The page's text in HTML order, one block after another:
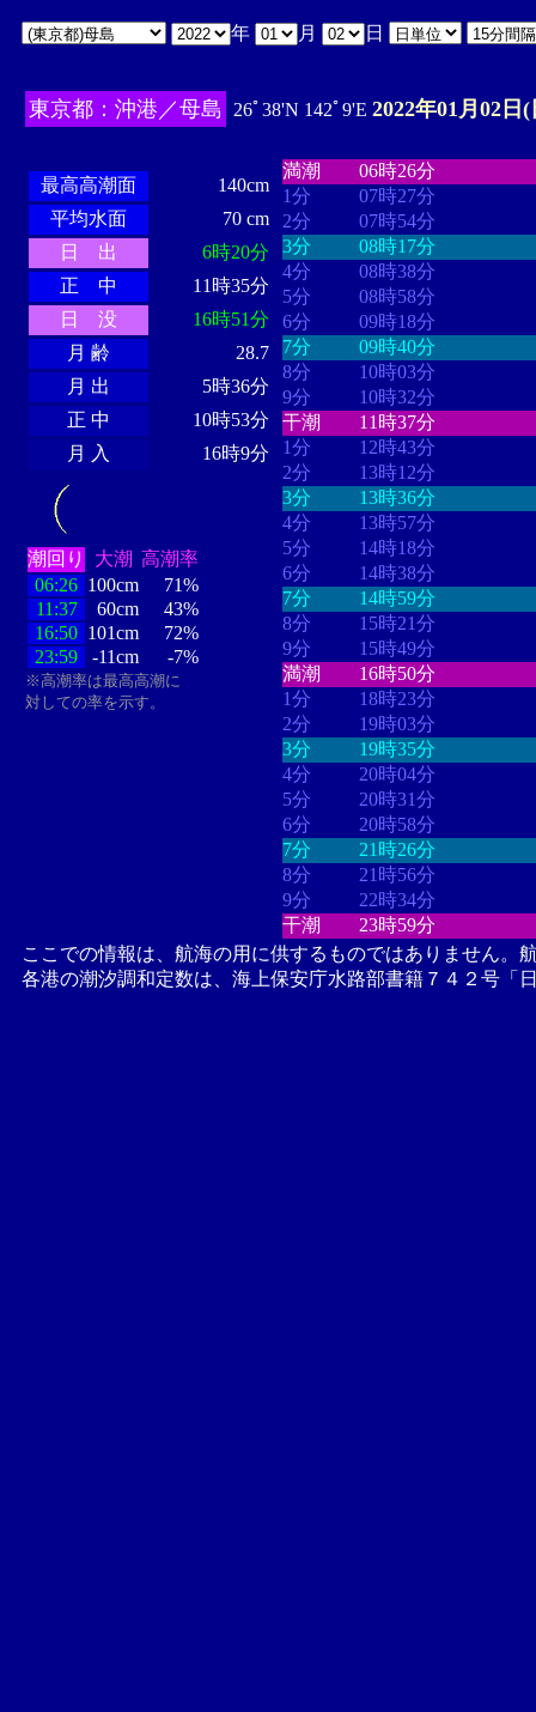
年 月 日
東京都：沖港／母島 26ﾟ38'N 142ﾟ9'E 2022年01月02日(
最高高潮面
140cm
平均水面
70 cm
日 出
6時20分
正 中
11時35分
日 没
16時51分
月 齢
28.7
月 出
5時36分
正 中
10時53分
月 入
16時9分
潮回り 大潮 高潮率
06:26 100cm
71%
11:37
60cm
43%
16:50 101cm
72%
23:59
-11cm -7%
※高潮率は最高高潮に
対しての率を示す。
満潮
06時26分
1分
07時27分
2分
07時54分
3分
08時17分
4分
08時38分
5分
08時58分
6分
09時18分
7分
09時40分
8分
10時03分
9分
10時32分
干潮
11時37分
1分
12時43分
2分
13時12分
3分
13時36分
4分
13時57分
5分
14時18分
6分
14時38分
7分
14時59分
8分
15時21分
9分
15時49分
満潮
16時50分
1分
18時23分
2分
19時03分
3分
19時35分
4分
20時04分
5分
20時31分
6分
20時58分
7分
21時26分
8分
21時56分
9分
22時34分
干潮
23時59分
ここでの情報は、航海の用に供するものではありません。
各港の潮汐調和定数は、海上保安庁水路部書籍７４２号「